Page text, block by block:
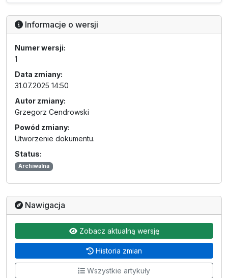
Informacje o wersji
Numer wersji:
1
Data zmiany:
31.07.2025 14:50
Autor zmiany:
Grzegorz Cendrowski
Powód zmiany:
Utworzenie dokumentu.
Status:
Archiwalna
Nawigacja
Zobacz aktualną wersję
Historia zmian
Wszystkie artykuły